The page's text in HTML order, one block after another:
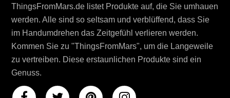
ThingsFromMars.de listet Produkte auf, die Sie umhauen
werden. Alle sind so seltsam und verblüffend, dass Sie
im Handumdrehen das Zeitgefühl verlieren werden.
Kommen Sie zu "ThingsFromMars", um die Langeweile
zu vertreiben. Diese erstaunlichen Produkte sind ein
Genuss.